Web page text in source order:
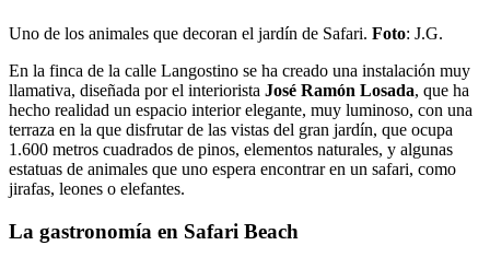
Uno de los animales que decoran el jardín de Safari. Foto: J.G.
En la finca de la calle Langostino se ha creado una instalación muy
llamativa, diseñada por el interiorista José Ramón Losada, que ha
hecho realidad un espacio interior elegante, muy luminoso, con una
terraza en la que disfrutar de las vistas del gran jardín, que ocupa
1.600 metros cuadrados de pinos, elementos naturales, y algunas
estatuas de animales que uno espera encontrar en un safari, como
jirafas, leones o elefantes.
La gastronomía en Safari Beach